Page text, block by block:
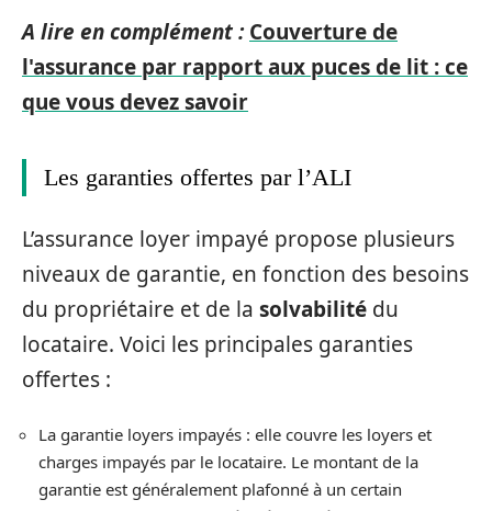
A lire en complément : Couverture de
l'assurance par rapport aux puces de lit : ce
que vous devez savoir
Les garanties offertes par l’ALI
L’assurance loyer impayé propose plusieurs
niveaux de garantie, en fonction des besoins
du propriétaire et de la solvabilité du
locataire. Voici les principales garanties
offertes :
La garantie loyers impayés : elle couvre les loyers et
charges impayés par le locataire. Le montant de la
garantie est généralement plafonné à un certain